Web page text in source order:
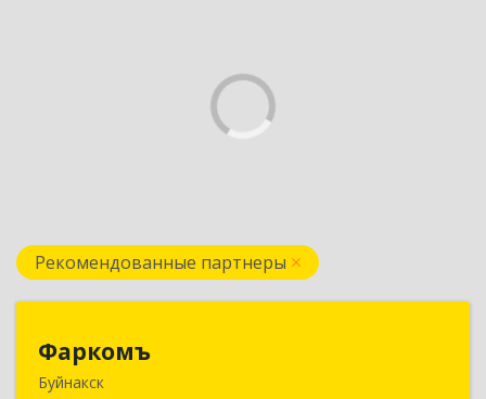
Рекомендованные партнеры
Фаркомъ
Буйнакск